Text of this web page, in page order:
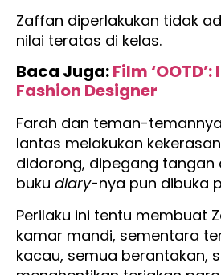
Zaffan diperlakukan tidak
nilai teratas di kelas.
Baca Juga:Film
Fashion Designer
Farah dan teman-
lantas melakukan
didorong, dipegang tangan
buku diary-nya pun dibuka
Perilaku ini tentu membuat
kamar mandi, sementara
kacau, semua berantakan,